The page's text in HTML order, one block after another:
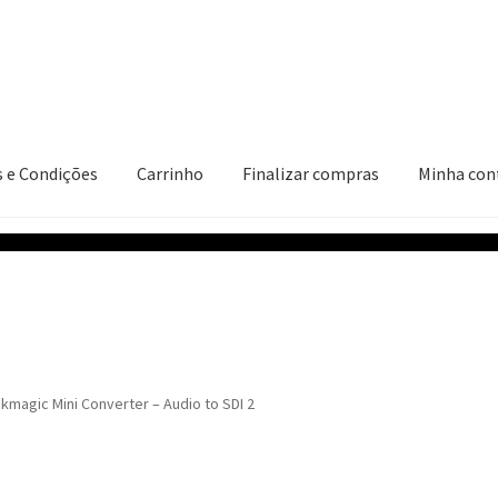
e Condições Carrinho Finalizar compras Minha
CarrinhoFinalizar comprasMinha conta
Mini Converter – Audio to SDI 2